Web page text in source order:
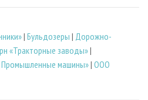
| Бульдозеры | Дорожно-
«Тракторные заводы»|
машины»| ООО